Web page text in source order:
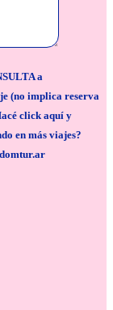
a
(no implica reserva
click aquí y
en más viajes?